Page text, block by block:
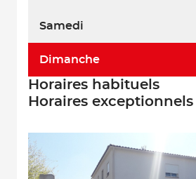
Samedi
Dimanche
Horaires habituels
Horaires